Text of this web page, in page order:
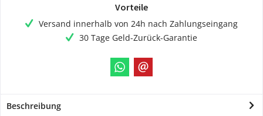
Vorteile
Versand innerhalb von 24h nach Zahlungseingang
30 Tage Geld-Zurück-Garantie
Beschreibung